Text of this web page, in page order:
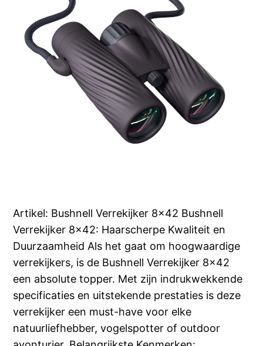
Artikel: Bushnell Verrekijker 8×42 Bushnell
Verrekijker 8×42: Haarscherpe Kwaliteit en
Duurzaamheid Als het gaat om hoogwaardige
verrekijkers, is de Bushnell Verrekijker 8×42
een absolute topper. Met zijn indrukwekkende
specificaties en uitstekende prestaties is deze
verrekijker een must-have voor elke
natuurliefhebber, vogelspotter of outdoor